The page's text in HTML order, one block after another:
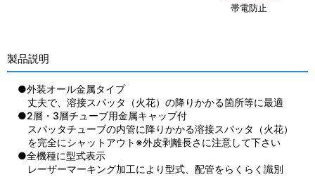
帯電防止
製品説明
●外装オール金属タイプ
丈夫で、溶接スパッタ（火花）の降りかかる箇所等に最適
●2層・3層チューブ用金属キャップ付
スパッタチューブの内管に降りかかる溶接スパッタ（火花）
を完全にシャットアウト※外皮剥離長さに注意して下さい
●全機種に型式表示
レーザーマーキング加工により型式、配管をらくらく識別